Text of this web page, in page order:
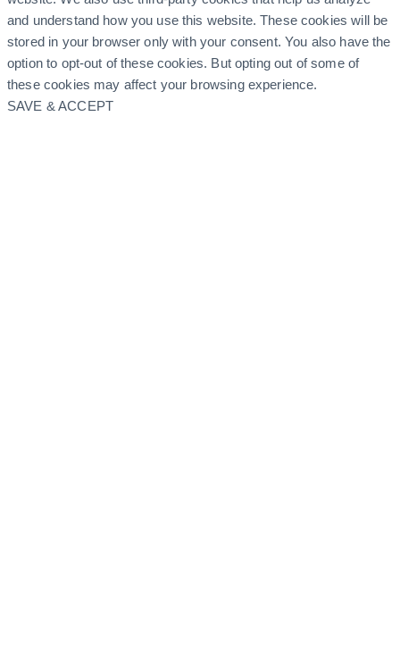
and understand how you use this website. These cookies will be
stored in your browser only with your consent. You also have the
option to opt-out of these cookies. But opting out of some of
these cookies may affect your browsing experience.
SAVE & ACCEPT